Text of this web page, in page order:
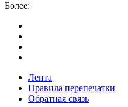
Более:
Лента
Правила перепечатки
Обратная связь